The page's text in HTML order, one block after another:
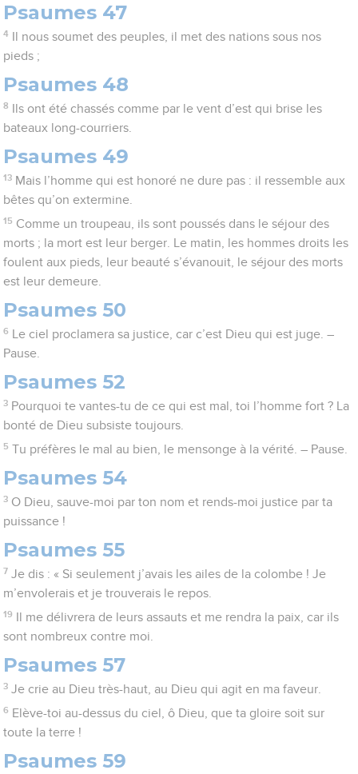
Psaumes 47
4
Il nous soumet des peuples, il met des nations sous nos
pieds ;
Psaumes 48
8
Ils ont été chassés comme par le vent d’est qui brise les
bateaux long-courriers.
Psaumes 49
13 Mais l’homme qui est honoré ne dure pas : il ressemble aux
bêtes qu’on extermine.
15 Comme un troupeau, ils sont poussés dans le séjour des
morts ; la mort est leur berger. Le matin, les hommes droits les
foulent aux pieds, leur beauté s’évanouit, le séjour des morts
est leur demeure.
Psaumes 50
6
Le ciel proclamera sa justice, car c’est Dieu qui est juge. –
Pause.
Psaumes 52
3 Pourquoi te vantes-tu de ce qui est mal, toi l’homme fort ? La
bonté de Dieu subsiste toujours.
5 Tu préfères le mal au bien, le mensonge à la vérité. – Pause.
Psaumes 54
3 O Dieu, sauve-moi par ton nom et rends-moi justice par ta
puissance !
Psaumes 55
7 Je dis : « Si seulement j’avais les ailes de la colombe ! Je
m’envolerais et je trouverais le repos.
19
Il me délivrera de leurs assauts et me rendra la paix, car ils
sont nombreux contre moi.
Psaumes 57
3 Je crie au Dieu très-haut, au Dieu qui agit en ma faveur.
6 Elève-toi au-dessus du ciel, ô Dieu, que ta gloire soit sur
toute la terre !
Psaumes 59